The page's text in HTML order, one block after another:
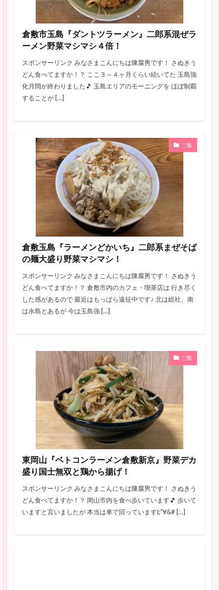
倉敷市玉島『ダントツラーメン』二郎系混ぜラ
ーメン野菜マシマシ４倍！
スポンサーリンク みなさまこんにちは陳腐男です！ さぬきう
どん食べてますか！？ ここ３～４ヶ月くらい続いてた 玉島強
化月間が終わりました🎵 玉島エリアのモーニングを ほぼ制覇
することが […]
ご飯
倉敷玉島『ラーメンどかいち』二郎系まぜそば
の麺大盛り野菜マシマシ！
スポンサーリンク みなさまこんにちは陳腐男です！ さぬきう
どん食べてますか！？ 倉敷市内のカフェ・喫茶店は 行き尽く
した感があるので 最近はもっぱら遠征中です♪ 北は総社、南
は水島とあるが 今は玉島強 […]
ご飯
東岡山『ベトコンラーメン倉敷新京』野菜デカ
盛り国士無双と鶏から揚げ！
スポンサーリンク みなさまこんにちは陳腐男です！ さぬきう
どん食べてますか！？ 岡山市内を食べ歩いています🎵 歩いて
いますと言いましたが 本当は車で回っています(;”∀&# […]